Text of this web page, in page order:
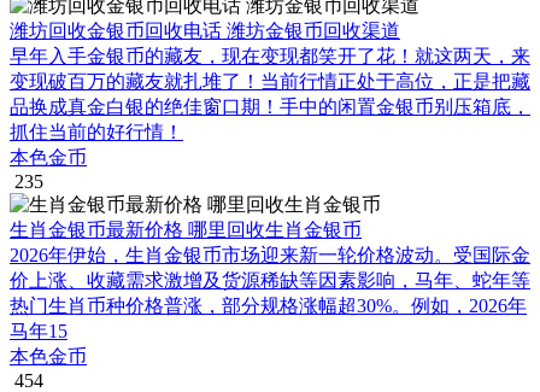
潍坊回收金银币回收电话 潍坊金银币回收渠道
早年入手金银币的藏友，现在变现都笑开了花！就这两天，来
变现破百万的藏友就扎堆了！当前行情正处于高位，正是把藏
品换成真金白银的绝佳窗口期！手中的闲置金银币别压箱底，
抓住当前的好行情！
本色金币
235
生肖金银币最新价格 哪里回收生肖金银币
2026年伊始，生肖金银币市场迎来新一轮价格波动。受国际金
价上涨、收藏需求激增及货源稀缺等因素影响，马年、蛇年等
热门生肖币种价格普涨，部分规格涨幅超30%。例如，2026年
马年15
本色金币
454